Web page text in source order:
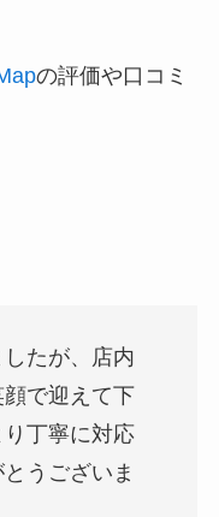
の評価や口コミ
たが、店内
で迎えて下
丁寧に対応
うございま